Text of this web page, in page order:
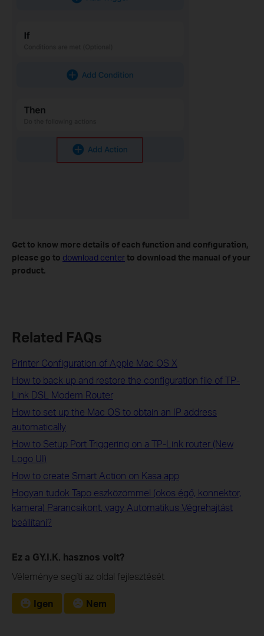
Get to know more details of each function and configuration,
please go to download centerto download the manual of your
product.
Related FAQs
Printer Configuration of Apple Mac OS X
How to back up and restore the configuration file of TP-
Link DSL Modem Router
How to set up the Mac OS to obtain an IP address
automatically
How to Setup Port Triggering on a TP-Link router (New
Logo UI)
How to create Smart Action on Kasa app
Hogyan tudok Tapo eszközömmel (okos égő, konnektor,
kamera) Parancsikont, vagy Automatikus Végrehajtást
beállítani?
Ez a GY.I.K. hasznos volt?
Véleménye segíti az oldal fejlesztését
Igen Nem